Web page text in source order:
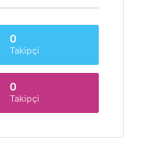
0
Takipçi
0
Takipçi